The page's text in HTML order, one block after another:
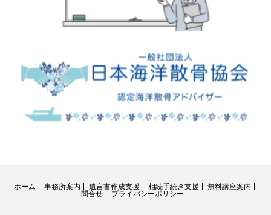
ホーム 事務所案内 遺言書作成支援 相続手続き支援
無料講座案内
問合せ
プライバシーポリシー